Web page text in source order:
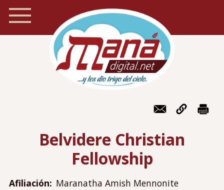
Pasar
contenido
Belvidere Christian
Fellowship
Afiliación
Maranatha Amish Mennonite
móvil
Recursos
Localizador de iglesias